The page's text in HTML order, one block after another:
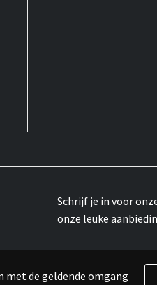
Schrijf je in voor
onze leuke
de geldende omgang